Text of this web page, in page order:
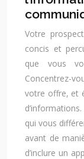
Votre
concis et
que vous
Concentrez-
votre offre, et
qui vous
avant de
d’inclure un